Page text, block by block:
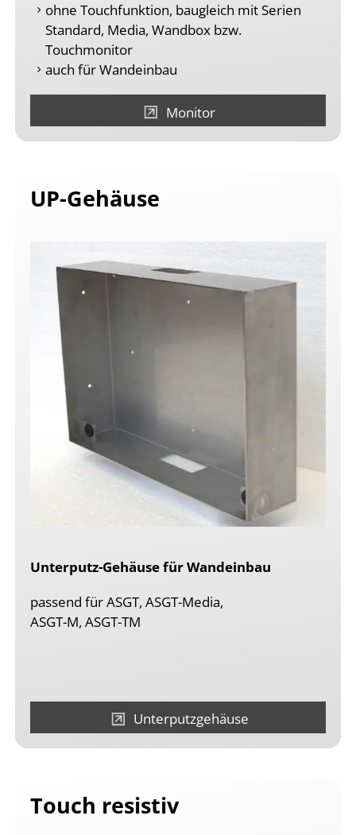
ohne Touchfunktion, baugleich mit Serien
Standard, Media, Wandbox bzw.
Touchmonitor
auch für Wandeinbau
Monitor
UP-Gehäuse
Unterputz-Gehäuse für Wandeinbau
passend für ASGT, ASGT-Media,
ASGT-M, ASGT-TM
Unterputzgehäuse
Touch resistiv